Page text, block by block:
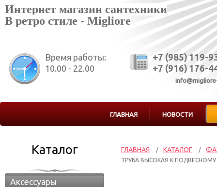
Интернет магазин сантехники
В ретро стиле - Migliore
Время работы:
10.00 - 22.00
+7 (985) 119-
+7 (916) 176-
ГЛАВНАЯ НОВОСТИ
Каталог
Аксессуары
ГЛАВНАЯ / КАТАЛОГ /
ТРУБА ВЫСОКАЯ К ПОДВЕСНОМУ